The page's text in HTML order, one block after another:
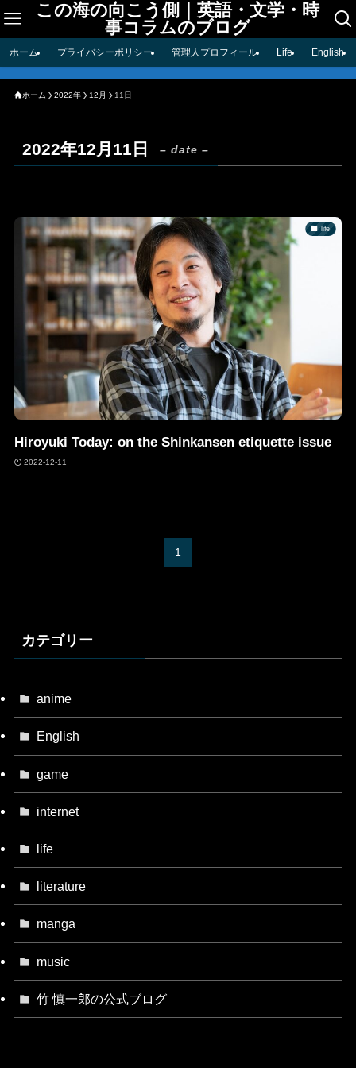
この海の向こう側｜英語・文学・時
事コラムのブログ
ホーム プライバシーポリシー 管理人プロフィール Life English
ホーム 2022年 12月 11日
2022年12月11日 – date –
life
Hiroyuki Today: on the Shinkansen etiquette issue
2022-12-11
1
カテゴリー
anime
English
game
internet
life
literature
manga
music
竹 慎一郎の公式ブログ